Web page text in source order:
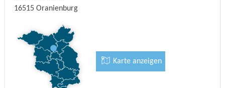
16515 Oranienburg
Karte anzeigen